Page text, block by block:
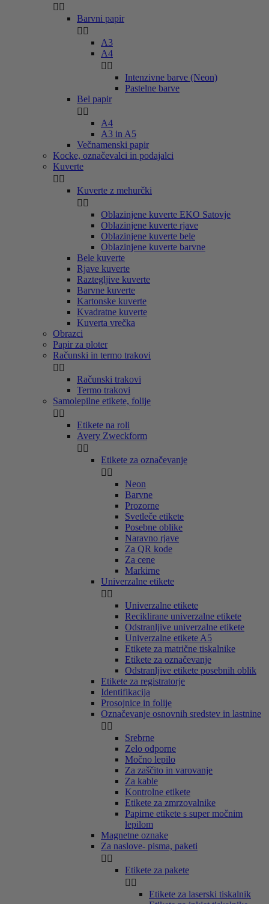
 
Barvni papir
 
A3
A4
 
Intenzivne barve (Neon)
Pastelne barve
Bel papir
 
A4
A3 in A5
Večnamenski papir
Kocke, označevalci in podajalci
Kuverte
 
Kuverte z mehurčki
 
Oblazinjene kuverte EKO Satovje
Oblazinjene kuverte rjave
Oblazinjene kuverte bele
Oblazinjene kuverte barvne
Bele kuverte
Rjave kuverte
Raztegljive kuverte
Barvne kuverte
Kartonske kuverte
Kvadratne kuverte
Kuverta vrečka
Obrazci
Papir za ploter
Računski in termo trakovi
 
Računski trakovi
Termo trakovi
Samolepilne etikete, folije
 
Etikete na roli
Avery Zweckform
 
Etikete za označevanje
 
Neon
Barvne
Prozorne
Svetleče etikete
Posebne oblike
Naravno rjave
Za QR kode
Za cene
Markirne
Univerzalne etikete
 
Univerzalne etikete
Reciklirane univerzalne etikete
Odstranljive univerzalne etikete
Univerzalne etikete A5
Etikete za matrične tiskalnike
Etikete za označevanje
Odstranljive etikete posebnih oblik
Etikete za registratorje
Identifikacija
Prosojnice in folije
Označevanje osnovnih sredstev in lastnine
 
Srebrne
Zelo odporne
Močno lepilo
Za zaščito in varovanje
Za kable
Kontrolne etikete
Etikete za zmrzovalnike
Papirne etikete s super močnim
lepilom
Magnetne oznake
Za naslove- pisma, paketi
 
Etikete za pakete
 
Etikete za laserski tiskalnik